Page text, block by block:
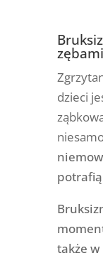
zębami
dzieci
także